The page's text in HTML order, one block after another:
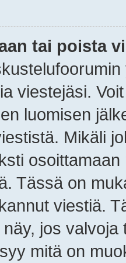
tai poista
viestejäsi.
luomisen
Mikäli
Tässä on
viestiä.
jos
mitä on